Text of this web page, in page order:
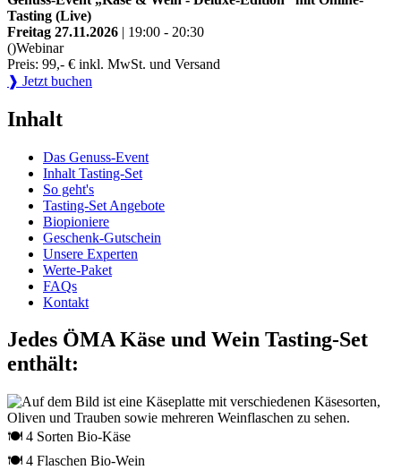
Tasting (Live)
Freitag 27.11.2026 | 19:00 - 20:30
()Webinar
Preis: 99,- € inkl. MwSt. und Versand
❱ Jetzt buchen
Inhalt
Das Genuss-Event
Inhalt Tasting-Set
So geht's
Tasting-Set Angebote
Biopioniere
Geschenk-Gutschein
Unsere Experten
Werte-Paket
FAQs
Kontakt
Jedes ÖMA Käse und Wein Tasting-Set
enthält:
🍽 4 Sorten Bio-Käse
🍽 4 Flaschen Bio-Wein